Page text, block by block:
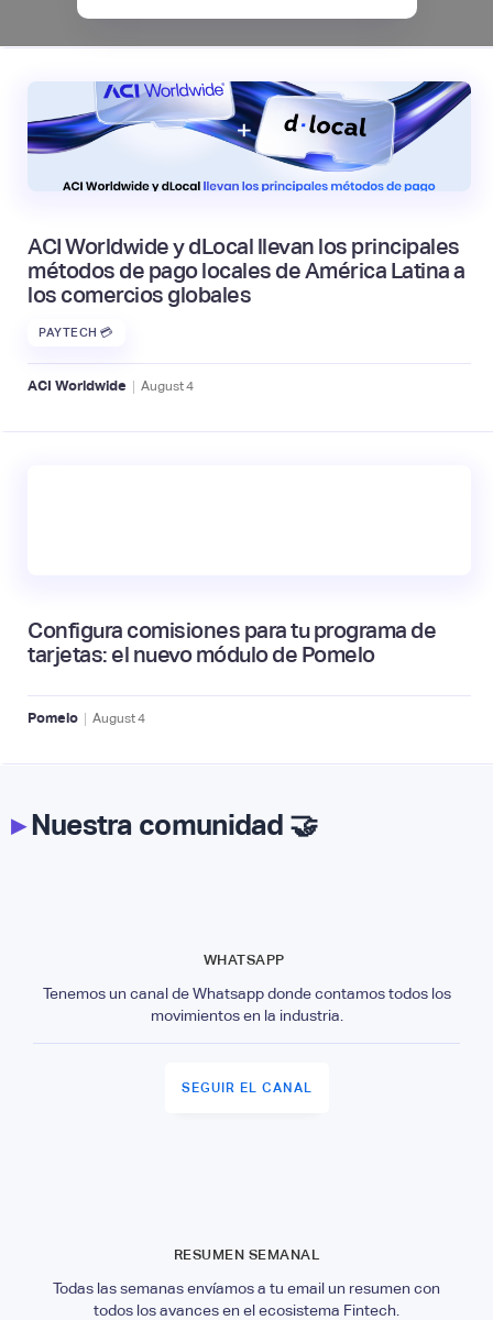
ACI Worldwide y dLocal llevan los principales
métodos de pago locales de América Latina a
los comercios globales
PAYTECH 💳
ACI Worldwide | August4
Configura comisiones para tu programa de
tarjetas: el nuevo módulo de Pomelo
Pomelo | August4
▸Nuestra comunidad 🤝
WHATSAPP
Tenemos un canal de Whatsapp donde contamos todos los
movimientos en la industria.
SEGUIR EL CANAL
RESUMEN SEMANAL
Todas las semanas envíamos a tu email un resumen con
todos los avances en el ecosistema Fintech.